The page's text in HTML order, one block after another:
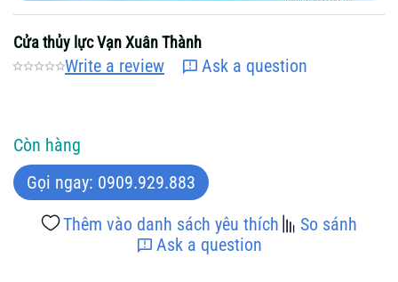
Cửa thủy lực Vạn Xuân Thành
Write a review Ask a question
Còn hàng
Gọi ngay: 0909.929.883
Thêm vào danh sách yêu thích
So sánh
Ask a question